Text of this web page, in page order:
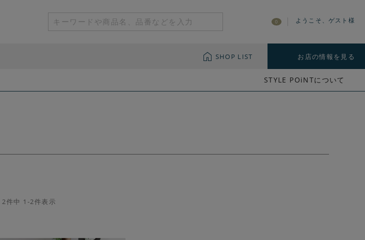
0 ようこそ、ゲスト様
SHOP LIST お店の情報を見る
STYLE POiNTについて
2件中 1 -2件表示